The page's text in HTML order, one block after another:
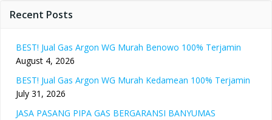
Recent Posts
BEST! Jual Gas Argon WG Murah Benowo 100% Terjamin
August 4, 2026
BEST! Jual Gas Argon WG Murah Kedamean 100% Terjamin
July 31, 2026
JASA PASANG PIPA GAS BERGARANSI BANYUMAS